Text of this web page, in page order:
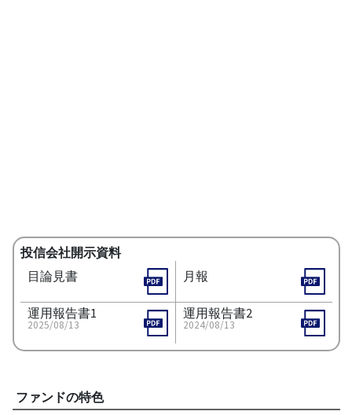
投信会社開示資料
目論見書
月報
運用報告書1
2025/08/13
運用報告書2
2024/08/13
ファンドの特色